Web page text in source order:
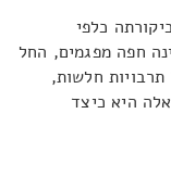
כלפי
חפה מפגמים, החל
חלשות,
היא כיצד